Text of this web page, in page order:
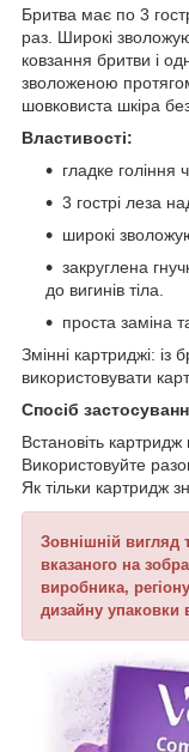
Бритва має по 3
раз. Широкі
ковзання бритви і
зволоженою
шовковиста шкіра без
Властивості:
гладке гоління
3 гострі леза
широкі
закруглена
до вигинів тіла.
проста заміна
Змінні картриджі:
використовувати
Спосіб
Встановіть картридж
Використовуйте
Як тільки картридж
Зовнішній вигляд
вказаного на
виробника,
дизайну упаковки